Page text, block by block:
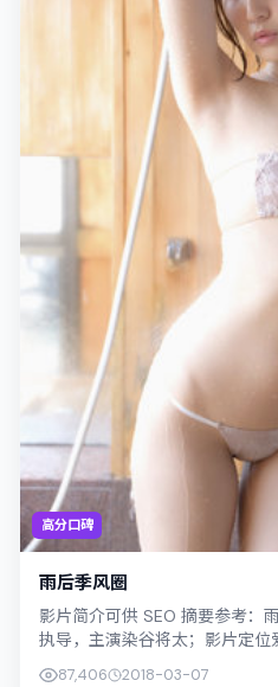
高分口碑
雨后季风圈
影片简介可供 SEO 摘要参考：
执导，主演染谷将太；影片定位
的社会议题与个体命运，镜头克...
87,406 2018-03-07